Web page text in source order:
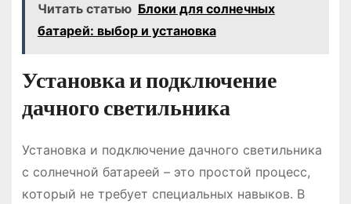
Читать статью Блоки для солнечных
батарей: выбор и установка
Установка и подключение
дачного светильника
Установка и подключение дачного светильника
с солнечной батареей – это простой процесс,
который не требует специальных навыков․ В